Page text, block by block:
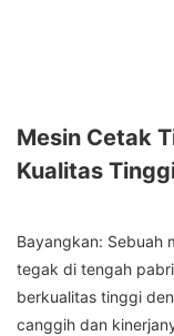
Mesin Cetak
Kualitas
Bayangkan: Sebuah
tegak di tengah
berkualitas tinggi
canggih dan